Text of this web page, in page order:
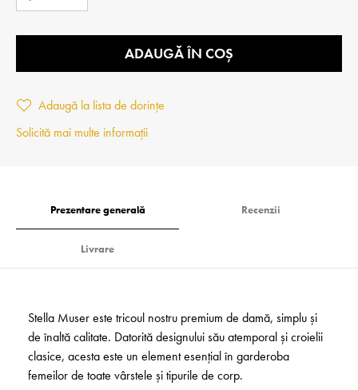
ADAUGĂ ÎN COȘ
Adaugă la lista de dorințe
Solicită mai multe informații
Prezentare generală Recenzii
Livrare
Stella Muser este tricoul nostru premium de damă, simplu și
de înaltă calitate. Datorită designului său atemporal și croielii
clasice, acesta este un element esențial în garderoba
femeilor de toate vârstele și tipurile de corp.